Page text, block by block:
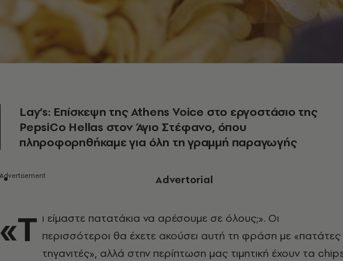
Lay’s: Επίσκεψη της Athens Voice στο εργοστάσιο της
PepsiCo Hellas στον Άγιο Στέφανο, όπου
πληροφορηθήκαμε για όλη τη γραμμή παραγωγής
Advertorial
«Τ ι είμαστε πατατάκια να αρέσουμε σε όλους;». Οι
περισσότεροι θα έχετε ακούσει αυτή τη φράση με «πατάτες
τηγανιτές», αλλά στην περίπτωση μας τιμητική έχουν τα